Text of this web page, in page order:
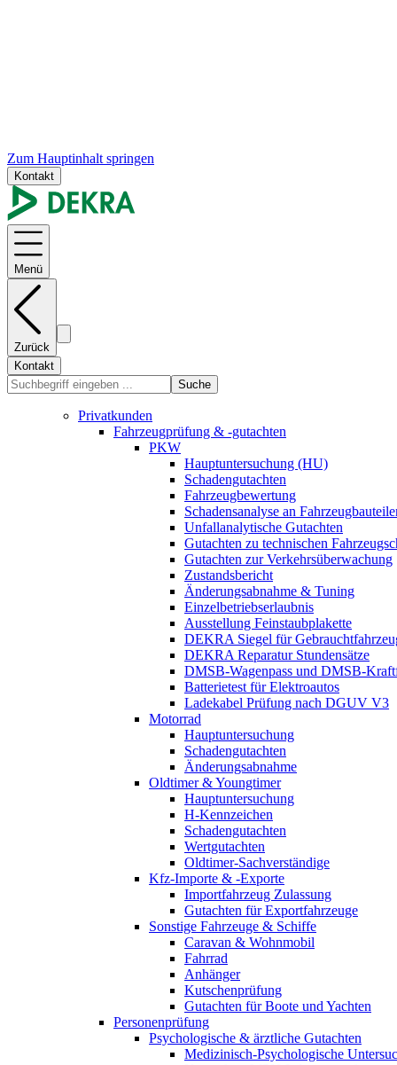
Zum Hauptinhalt springen
Kontakt
Menü
Zurück
Kontakt
Suche
Privatkunden
Fahrzeugprüfung & -gutachten
PKW
Hauptuntersuchung (HU)
Schadengutachten
Fahrzeugbewertung
Schadensanalyse an
Unfallanalytische Gutachten
Gutachten zu technischen
Gutachten zur Verkehrsüberwachung
Zustandsbericht
Änderungsabnahme & Tuning
Einzelbetriebserlaubnis
Ausstellung Feinstaubplakette
DEKRA Siegel für
DEKRA Reparatur Stundensätze
DMSB-Wagenpass und DMSB-
Batterietest für Elektroautos
Ladekabel Prüfung nach DGUV V3
Motorrad
Hauptuntersuchung
Schadengutachten
Änderungsabnahme
Oldtimer & Youngtimer
Hauptuntersuchung
H-Kennzeichen
Schadengutachten
Wertgutachten
Oldtimer-Sachverständige
Kfz-Importe & -Exporte
Importfahrzeug Zulassung
Gutachten für Exportfahrzeuge
Sonstige Fahrzeuge & Schiffe
Caravan & Wohnmobil
Fahrrad
Anhänger
Kutschenprüfung
Gutachten für Boote und Yachten
Personenprüfung
Psychologische & ärztliche Gutachten
Medizinisch-Psychologische